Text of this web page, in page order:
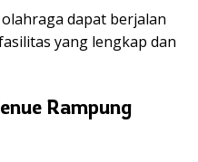
dapat berjalan
yang lengkap dan
Rampung